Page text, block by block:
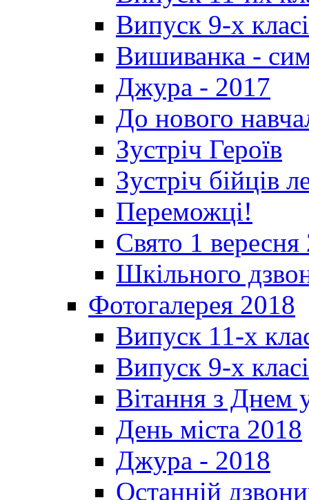
Випуск 9-х
Вишиванка -
Джура - 2017
До нового
Зустріч Героїв
Зустріч бійців
Переможці!
Свято 1 вересня
Шкільного
Фотогалерея 2018
Випуск 11-х
Випуск 9-х
Вітання з Днем
День міста 2018
Джура - 2018
Останній